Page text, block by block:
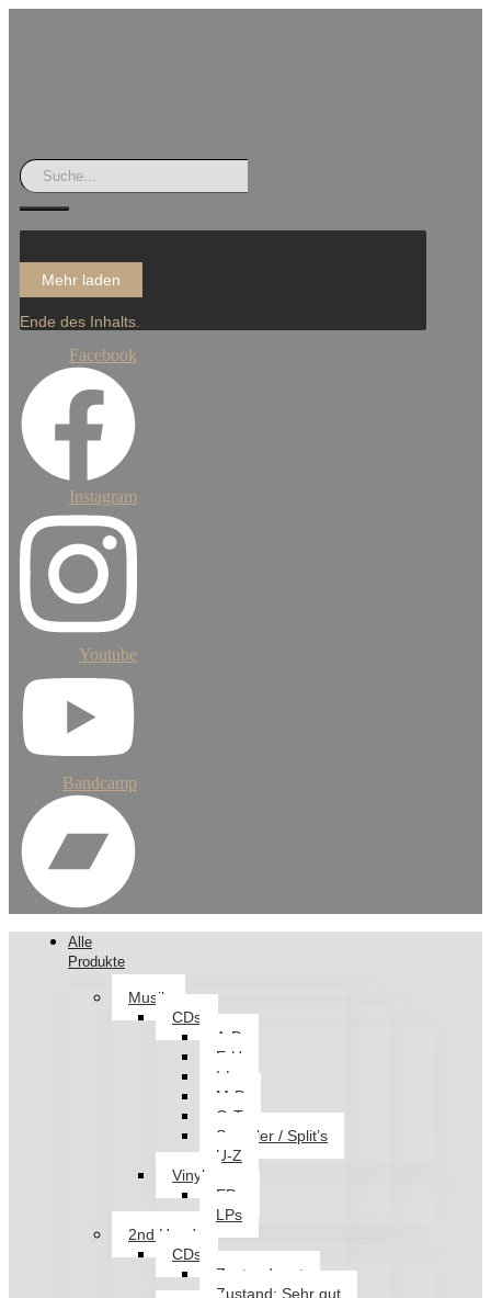
Mehr laden
Ende des Inhalts.
Facebook
Instagram
Youtube
Bandcamp
Alle
Produkte
Musik
CDs
A-D
E-H
I-L
M-P
Q-T
Sampler / Split’s
U-Z
Vinyl
EPs
LPs
2nd Hand
CDs
Zustand: gut
Zustand: Sehr gut